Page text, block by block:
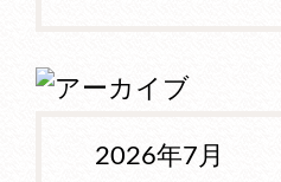
2026年7月